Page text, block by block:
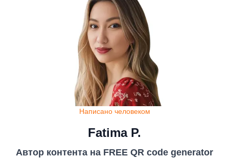
Написано человеком
Fatima P.
Автор контента на FREE QR code generator